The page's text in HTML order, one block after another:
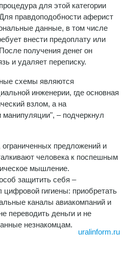
для этой категории
правдоподобности аферист
данные, в том числе
внести предоплату или
получения денег он
и удаляет переписку.
схемы являются
инженерии, где основная
взлом, а на
манипуляции", – подчеркнул
предложений и
человека к поспешным
мышление.
защитить себя –
гигиены: приобретать
каналы авиакомпаний и
переводить деньги и не
незнакомцам.
uralinform.ru